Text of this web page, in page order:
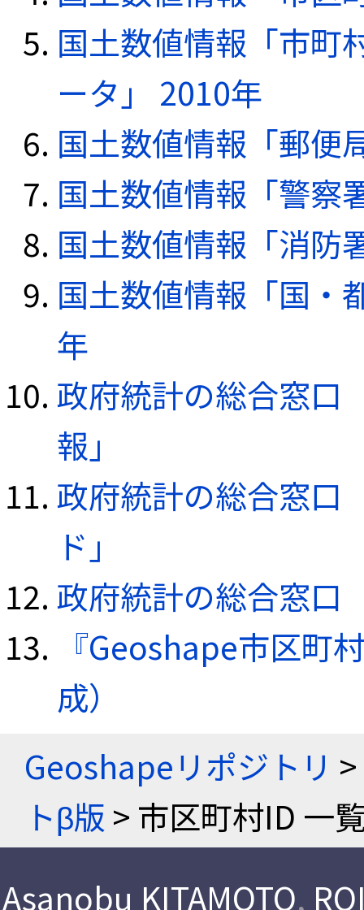
国土数値情報「市町
ータ」 2010年
国土数値情報「郵便
国土数値情報「警察
国土数値情報「消防
国土数値情報「国・
年
政府統計の総合窓口
報」
政府統計の総合窓口
ド」
政府統計の総合窓口
『Geoshape市区町
成）
Geoshapeリポジトリ >
トβ版 > 市区町村ID 一
Asanobu KITAMOTO,